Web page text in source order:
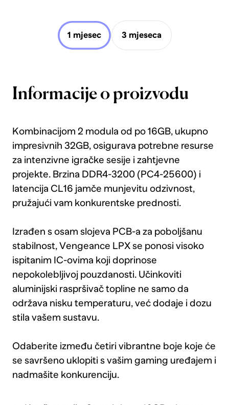
1 mjesec 3 mjeseca
Informacije o proizvodu
Kombinacijom 2 modula od po 16GB, ukupno
impresivnih 32GB, osigurava potrebne resurse
za intenzivne igračke sesije i zahtjevne
projekte. Brzina DDR4-3200 (PC4-25600) i
latencija CL16 jamče munjevitu odzivnost,
pružajući vam konkurentske prednosti.
Izrađen s osam slojeva PCB-a za poboljšanu
stabilnost, Vengeance LPX se ponosi visoko
ispitanim IC-ovima koji doprinose
nepokolebljivoj pouzdanosti. Učinkoviti
aluminijski raspršivač topline ne samo da
održava nisku temperaturu, već dodaje i dozu
stila vašem sustavu.
Odaberite između četiri vibrantne boje koje će
se savršeno uklopiti s vašim gaming uređajem i
nadmašite konkurenciju.